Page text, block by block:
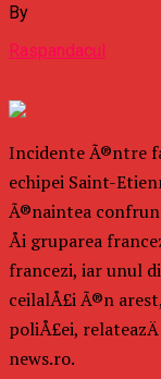
By
Raspandacul
Incidente Ã®ntre
echipei Saint-
Ã®naintea
Åi gruparea
francezi, iar unul
ceilalÅ£i Ã®n arest,
poliÅ£ei,
news.ro.